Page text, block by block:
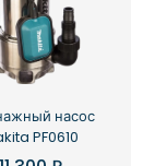
насос
PF0610